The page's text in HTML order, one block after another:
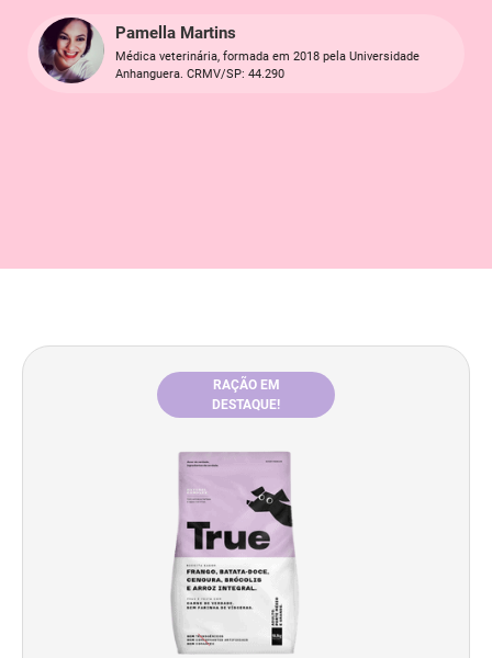
Pamella Martins
Médica veterinária, formada em 2018 pela Universidade
Anhanguera. CRMV/SP: 44.290
RAÇÃO EM
DESTAQUE!